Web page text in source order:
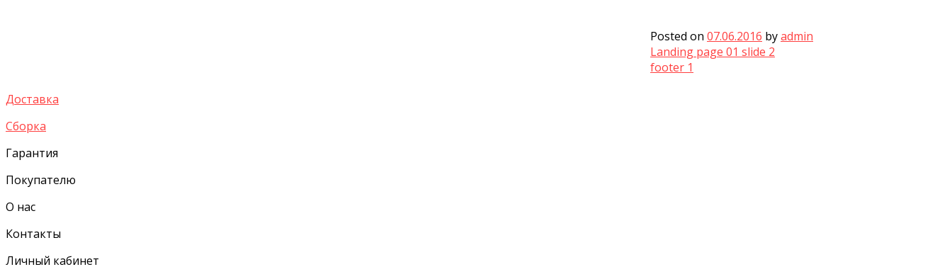
Posted on 07.06.2016 byadmin
Post
navigation
Landing page 01 slide 2
footer 1
Доставка
Сборка
Гарантия
Покупателю
О нас
Контакты
Личный кабинет